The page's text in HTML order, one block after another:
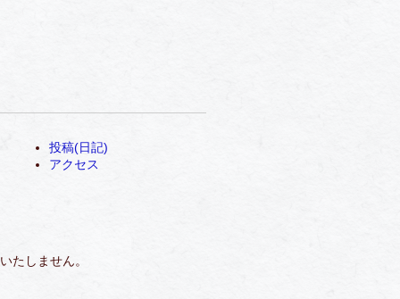
投稿(日記)
アクセス
たしません。